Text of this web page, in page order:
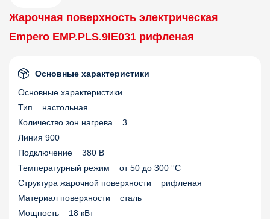
Жарочная поверхность электрическая
Empero EMP.PLS.9IE031 рифленая
Основные характеристики
Основные характеристики
Тип настольная
Количество зон нагрева 3
Линия 900
Подключение 380 В
Температурный режим от 50 до 300 °С
Структура жарочной поверхности рифленая
Материал поверхности сталь
Мощность 18 кВт